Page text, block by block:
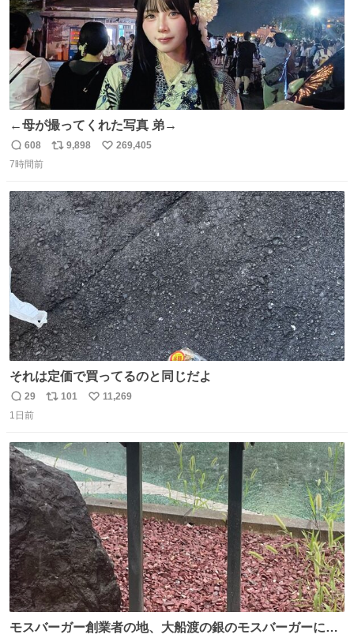
←母が撮ってくれた写真 弟→
返
信
608
リ
ト
数
9,898
い
数
269,405
7時間前
それは定価で買ってるのと同じだよ
返
信
29
リ
ト
数
101
い
数
11,269
1日前
モスバーガー創業者の地、大船渡の銀のモスバーガーに一